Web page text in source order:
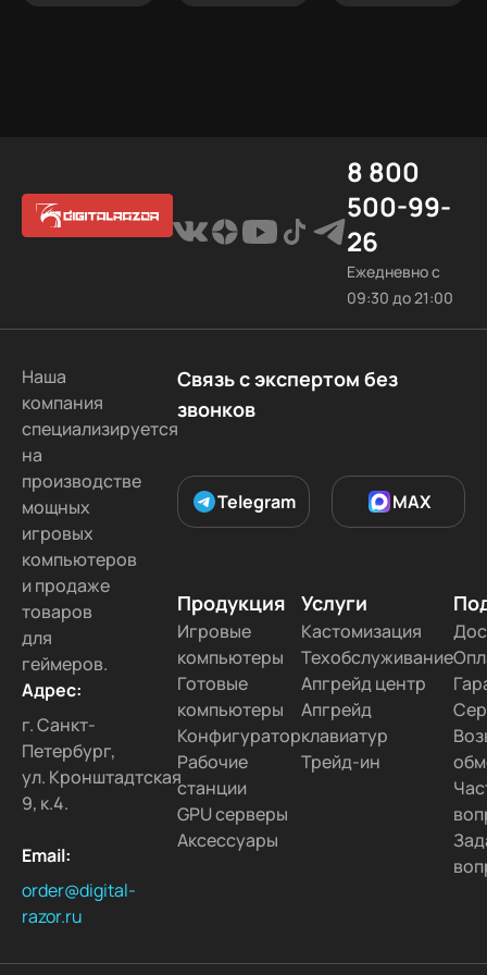
8 800
500-99-
26
Ежедневно с
09:30 до 21:00
Наша
компания
специализируется
на
производстве
мощных
игровых
компьютеров
и продаже
товаров
для
геймеров.
Адрес:
г. Санкт-
Петербург,
ул. Кронштадтская
9, к.4.
Email:
order@digital-
razor.ru
Связь с экспертом без
звонков
Telegram MAX
Продукция
Игровые
компьютеры
Готовые
компьютеры
Конфигуратор
Рабочие
станции
GPU серверы
Аксессуары
Услуги
Кастомизация
Техобслуживание
Апгрейд центр
Апгрейд
клавиатур
Трейд-ин